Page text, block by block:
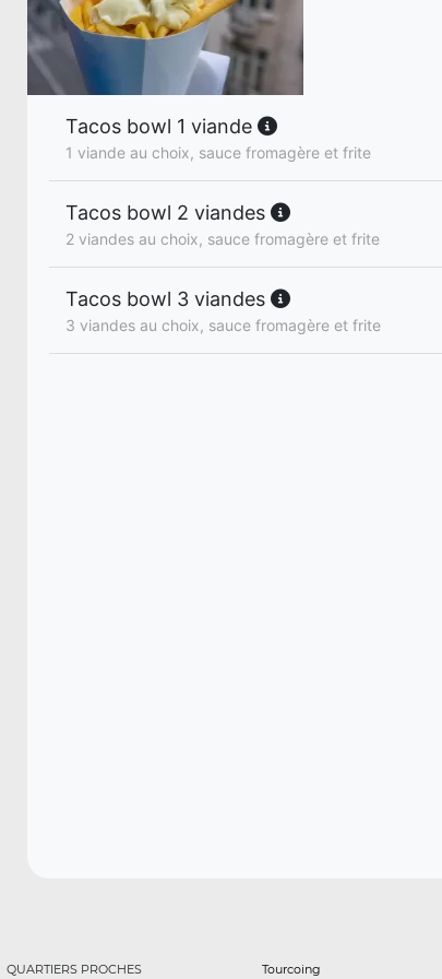
Tacos bowl 1 viande
1 viande au choix, sauce fromagère et frite
Tacos bowl 2 viandes
2 viandes au choix, sauce fromagère et frite
Tacos bowl 3 viandes
3 viandes au choix, sauce fromagère et frite
QUARTIERS PROCHES Tourcoing